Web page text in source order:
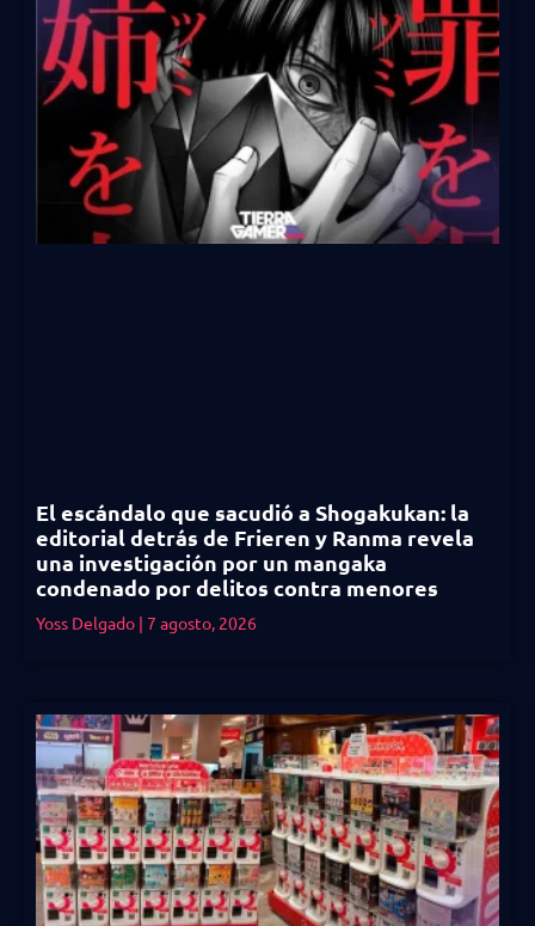
El escándalo que sacudió a Shogakukan: la
editorial detrás de Frieren y Ranma revela
una investigación por un mangaka
condenado por delitos contra menores
Yoss Delgado 7 agosto, 2026